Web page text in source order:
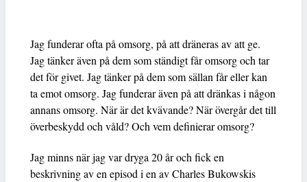
Jag funderar ofta på omsorg, på att dräneras av att ge.
Jag tänker även på dem som ständigt får omsorg och tar
det för givet. Jag tänker på dem som sällan får eller kan
ta emot omsorg. Jag funderar även på att dränkas i någon
annans omsorg. När är det kvävande? När övergår det till
överbeskydd och våld? Och vem definierar omsorg?
Jag minns när jag var dryga 20 år och fick en
beskrivning av en episod i en av Charles Bukowskis